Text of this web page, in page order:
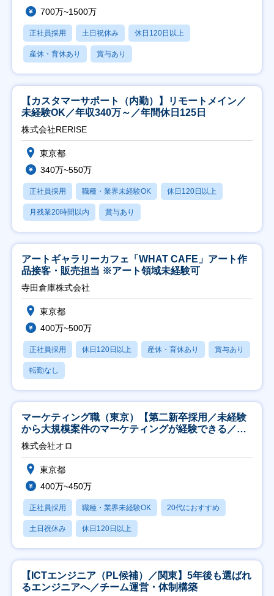
700万~1500万
正社員採用 土日祝休み 休日120日以上
産休・育休あり 賞与あり
【カスタマーサポート（内勤）】リモートメイン／
未経験OK／年収340万～／年間休日125日
株式会社RERISE
東京都
340万~550万
正社員採用 職種・業界未経験OK 休日120日以上
月残業20時間以内 賞与あり
アートギャラリーカフェ「WHAT CAFE」アート作
品接客・販売担当 ※アート領域未経験可
寺田倉庫株式会社
東京都
400万~500万
正社員採用 休日120日以上 産休・育休あり 賞与あり
転勤なし
マーケティング職（東京）【第二新卒採用／未経験
から大規模案件のマーケティングが経験できる／研
修充実】
株式会社オロ
東京都
400万~450万
正社員採用 職種・業界未経験OK 20代におすすめ
土日祝休み 休日120日以上
【ICTエンジニア（PL候補）／関東】5年後も選ばれ
るエンジニアへ／チーム運営・体制構築